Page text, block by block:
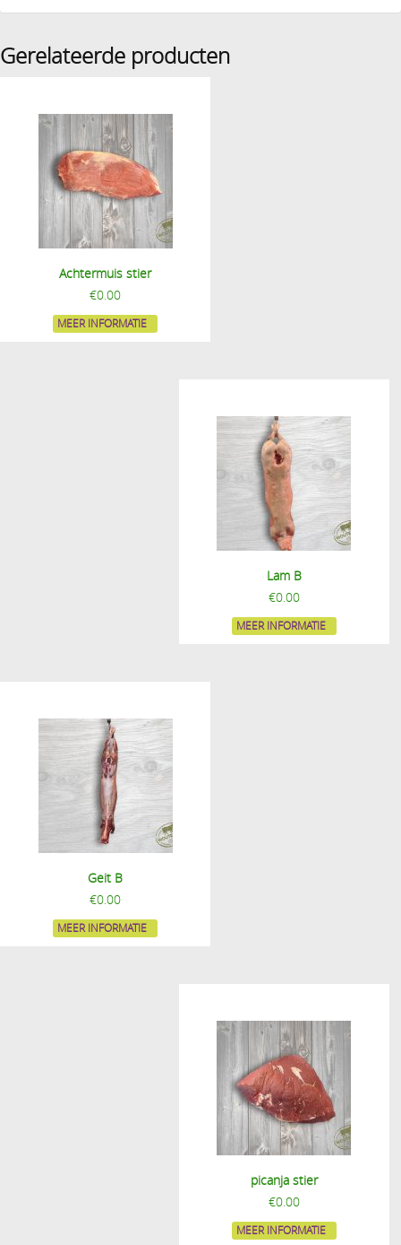
Gerelateerde producten
Achtermuis stier
€0.00
MEER INFORMATIE
Lam B
€0.00
MEER INFORMATIE
Geit B
€0.00
MEER INFORMATIE
picanja stier
€0.00
MEER INFORMATIE